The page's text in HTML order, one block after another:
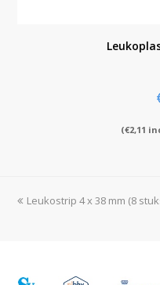
(€2,11
previous
Leukostrip 4 x 38 mm (8